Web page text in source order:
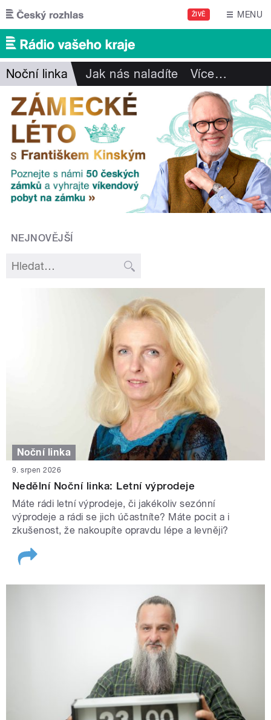
Přejít k hlavnímu obsahu
ŽIVĚ MENU
Noční linka Jak nás naladíte Více…
NEJNOVĚJŠÍ
Noční linka
9. srpen 2026
Nedělní Noční linka: Letní výprodeje
Máte rádi letní výprodeje, či jakékoliv sezónní
výprodeje a rádi se jich účastníte? Máte pocit a i
zkušenost, že nakoupíte opravdu lépe a levněji?